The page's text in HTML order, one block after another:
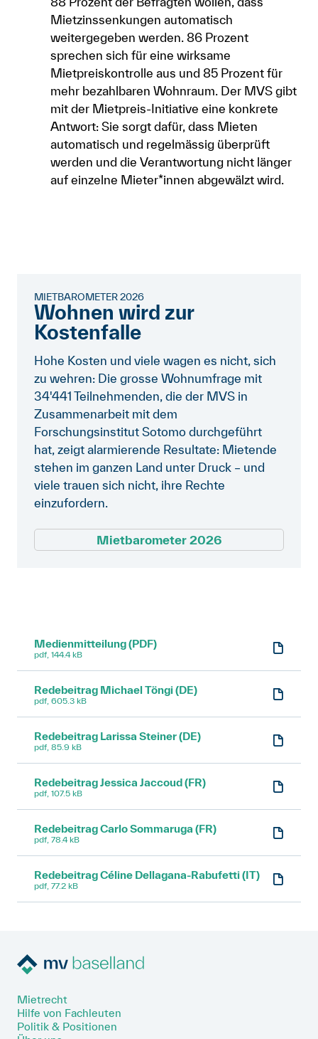
Mietzinssenkungen automatisch
weitergegeben werden. 86 Prozent
sprechen sich für eine wirksame
Mietpreiskontrolle aus und 85 Prozent für
mehr bezahlbaren Wohnraum. Der MVS gibt
mit der Mietpreis-Initiative eine konkrete
Antwort: Sie sorgt dafür, dass Mieten
automatisch und regelmässig überprüft
werden und die Verantwortung nicht länger
auf einzelne Mieter*innen abgewälzt wird.
MIETBAROMETER 2026
Wohnen wird zur
Kostenfalle
Hohe Kosten und viele wagen es nicht, sich
zu wehren: Die grosse Wohnumfrage mit
34'441 Teilnehmenden, die der MVS in
Zusammenarbeit mit dem
Forschungsinstitut Sotomo durchgeführt
hat, zeigt alarmierende Resultate: Mietende
stehen im ganzen Land unter Druck – und
viele trauen sich nicht, ihre Rechte
einzufordern.
Mietbarometer 2026
Medienmitteilung (PDF)
pdf, 144.4 kB
Redebeitrag Michael Töngi (DE)
pdf, 605.3 kB
Redebeitrag Larissa Steiner (DE)
pdf, 85.9 kB
Redebeitrag Jessica Jaccoud (FR)
pdf, 107.5 kB
Redebeitrag Carlo Sommaruga (FR)
pdf, 78.4 kB
Redebeitrag Céline Dellagana-Rabufetti (IT)
pdf, 77.2 kB
Mietrecht
Hilfe von Fachleuten
Politik & Positionen